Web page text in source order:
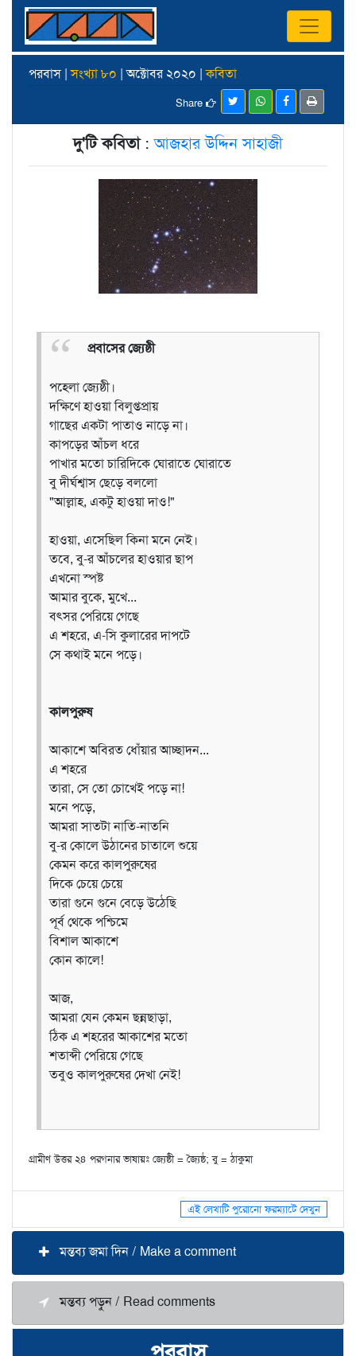
পরবাস |সংখ্যা ৮০ | অক্টোবর ২০২০ |কবিতা
Share
দু'টি কবিতা:আজহার উদ্দিন সাহাজী
প্রবাসের জ্যেষ্ঠী
পহেলা জ্যেষ্ঠী।
দক্ষিণে হাওয়া বিলুপ্তপ্রায়
গাছের একটা পাতাও নাড়ে না।
কাপড়ের আঁচল ধরে
পাখার মতো চারিদিকে ঘোরাতে ঘোরাতে
বু দীর্ঘশ্বাস ছেড়ে বললো
"আল্লাহ, একটু হাওয়া দাও!"
হাওয়া, এসেছিল কিনা মনে নেই।
তবে, বু-র আঁচলের হাওয়ার ছাপ
এখনো স্পষ্ট
আমার বুকে, মুখে...
বৎসর পেরিয়ে গেছে
এ শহরে, এ-সি কুলারের দাপটে
সে কথাই মনে পড়ে।
কালপুরুষ
আকাশে অবিরত ধোঁয়ার আচ্ছাদন...
এ শহরে
তারা, সে তো চোখেই পড়ে না!
মনে পড়ে,
আমরা সাতটা নাতি-নাতনি
বু-র কোলে উঠানের চাতালে শুয়ে
কেমন করে কালপুরুষের
দিকে চেয়ে চেয়ে
তারা গুনে গুনে বেড়ে উঠেছি
পূর্ব থেকে পশ্চিমে
বিশাল আকাশে
কোন কালে!
আজ,
আমরা যেন কেমন ছন্নছাড়া,
ঠিক এ শহরের আকাশের মতো
শতাব্দী পেরিয়ে গেছে
তবুও কালপুরুষের দেখা নেই!
গ্রামীণ উত্তর ২৪ পরগনার ভাষায়ঃ জ্যেষ্ঠী = জ্যৈষ্ঠ; বু = ঠাকুমা
এই লেখাটি পুরোনো ফরম্যাটে দেখুন
মন্তব্য জমা দিন / Make a comment
মন্তব্য পড়ুন / Read comments